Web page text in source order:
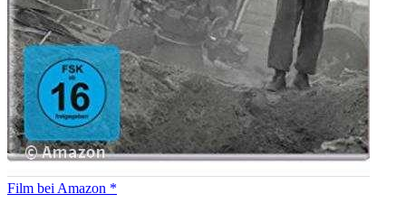
Film bei Amazon *